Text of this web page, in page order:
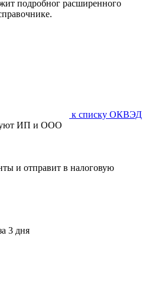
подробног расширенного
к списку ОКВЭД
ИП и ООО
и отправит в налоговую
3 дня